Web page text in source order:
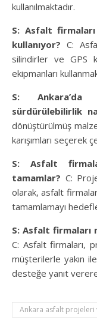
kullanılmaktadır.
S: Asfalt
kullanıyor? C:
silindirler ve GPS
ekipmanları
S: Ankara’da
sürdürülebilirlik
dönüştürülmüş
karışımları seçerek
S: Asfalt
tamamlar? C:
olarak, asfalt
tamamlamayı
S: Asfalt firmaları
C: Asfalt firmaları,
müşterilerle yakın
desteğe yanıt
Ankara asfalt projeleri